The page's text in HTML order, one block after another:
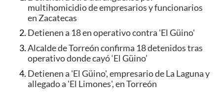
multihomicidio de empresarios y funcionarios
en Zacatecas
Detienen a 18 en operativo contra 'El Güino'
Alcalde de Torreón confirma 18 detenidos tras
operativo donde cayó ‘El Güino’
Detienen a 'El Güino', empresario de La Laguna y
allegado a 'El Limones', en Torreón